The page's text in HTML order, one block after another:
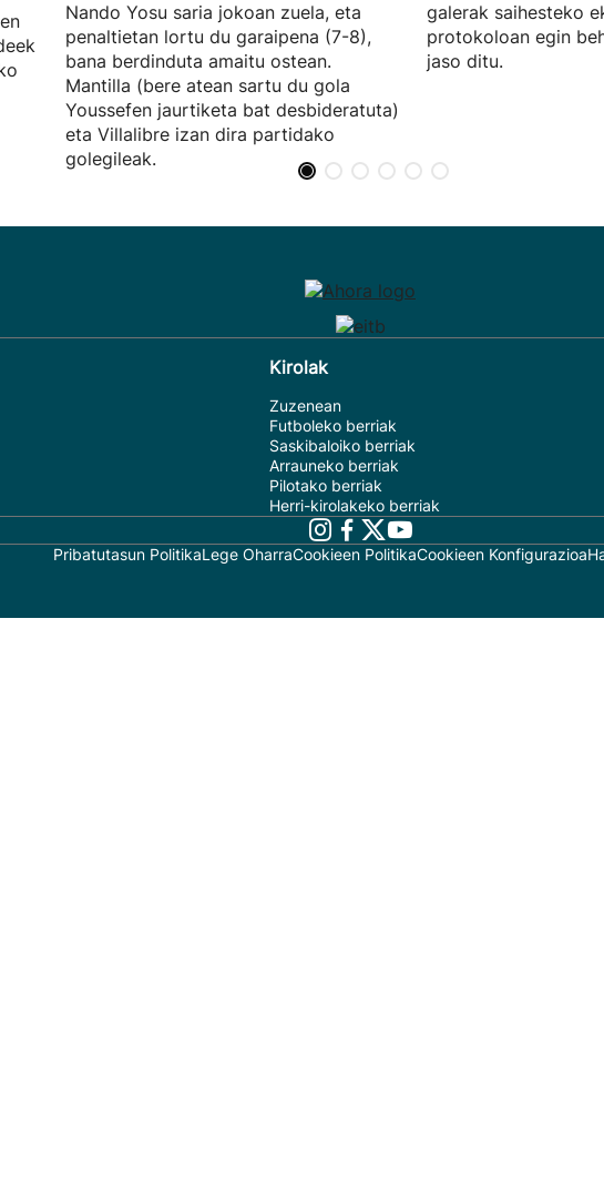
Nando Yosu saria jokoan zuela, eta
penaltietan lortu du garaipena (7-8),
bana berdinduta amaitu ostean.
Mantilla (bere atean sartu du gola
Youssefen jaurtiketa bat desbideratuta)
eta Villalibre izan dira partidako
golegileak.
galerak saihesteko
protokoloan egin
jaso ditu.
Kirolak
Zuzenean
Futboleko berriak
Saskibaloiko berriak
Arrauneko berriak
Pilotako berriak
Herri-kirolakeko berriak
Pribatutasun PolitikaLege OharraCookieen PolitikaCookieen Konfigurazioa